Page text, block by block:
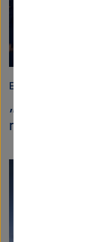
Energie
„Wir wollen